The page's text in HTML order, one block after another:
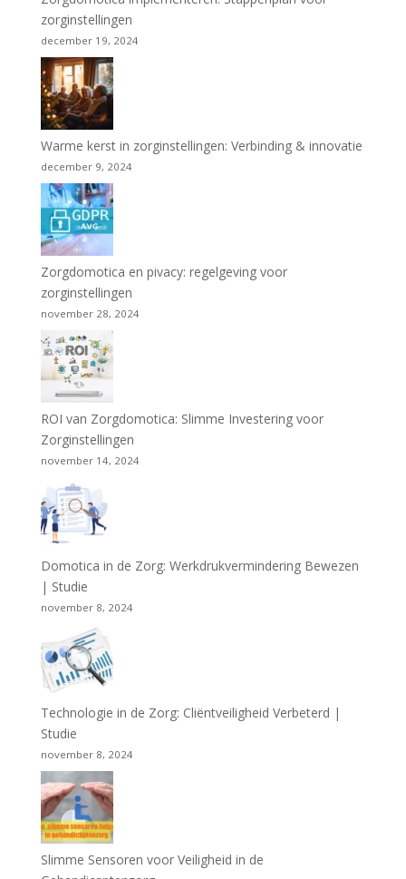
zorginstellingen
december 19, 2024
Warme kerst in zorginstellingen: Verbinding & innovatie
december 9, 2024
Zorgdomotica en pivacy: regelgeving voor
zorginstellingen
november 28, 2024
ROI van Zorgdomotica: Slimme Investering voor
Zorginstellingen
november 14, 2024
Domotica in de Zorg: Werkdrukvermindering Bewezen
| Studie
november 8, 2024
Technologie in de Zorg: Cliëntveiligheid Verbeterd |
Studie
november 8, 2024
Slimme Sensoren voor Veiligheid in de